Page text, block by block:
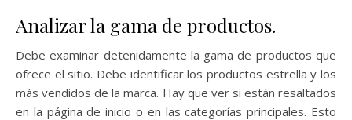
Analizar la gama de productos.
Debe examinar detenidamente la gama de productos que
ofrece el sitio. Debe identificar los productos estrella y los
más vendidos de la marca. Hay que ver si están resaltados
en la página de inicio o en las categorías principales. Esto